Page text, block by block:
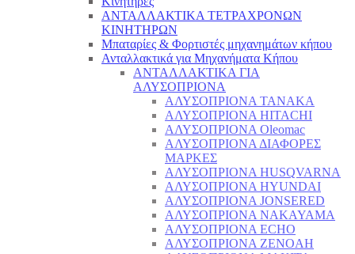
ΑΝΤΑΛΛΑΚΤΙΚΑ ΤΕΤΡΑΧΡΟΝΩΝ
ΚΙΝΗΤΗΡΩΝ
Μπαταρίες & Φορτιστές μηχανημάτων κήπου
Ανταλλακτικά για Μηχανήματα Κήπου
ΑΝΤΑΛΛΑΚΤΙΚΑ ΓΙΑ
ΑΛΥΣΟΠΡΙΟΝΑ
ΑΛΥΣΟΠΡΙΟΝΑ TANAKA
ΑΛΥΣΟΠΡΙΟΝΑ HITACHI
ΑΛΥΣΟΠΡΙΟΝΑ Oleomac
ΑΛΥΣΟΠΡΙΟΝΑ ΔΙΑΦΟΡΕΣ
ΜΑΡΚΕΣ
ΑΛΥΣΟΠΡΙΟΝΑ HUSQVARNA
ΑΛΥΣΟΠΡΙΟΝΑ HYUNDAI
ΑΛΥΣΟΠΡΙΟΝΑ JONSERED
ΑΛΥΣΟΠΡΙΟΝΑ NAKAYAMA
ΑΛΥΣΟΠΡΙΟΝΑ ECHO
ΑΛΥΣΟΠΡΙΟΝΑ ZENOAH